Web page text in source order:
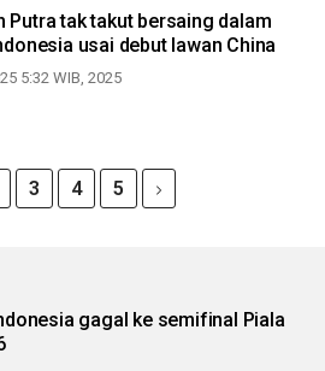
tak takut bersaing dalam
usai debut lawan China
5:32 WIB, 2025
3 4 5
gagal ke semifinal Piala